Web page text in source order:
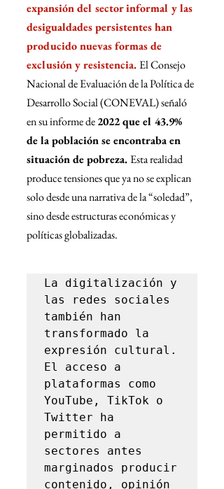
expansión del sector informal y las
desigualdades persistentes han
producido nuevas formas de
exclusión y resistencia. El Consejo
Nacional de Evaluación de la Política de
Desarrollo Social (CONEVAL) señaló
en su informe de 2022 que el 43.9%
de la población se encontraba en
situación de pobreza. Esta realidad
produce tensiones que ya no se explican
solo desde una narrativa de la “soledad”,
sino desde estructuras económicas y
políticas globalizadas.
La digitalización y
las redes sociales
también han
transformado la
expresión cultural.
El acceso a
plataformas como
YouTube, TikTok o
Twitter ha
permitido a
sectores antes
marginados producir
contenido, opinión